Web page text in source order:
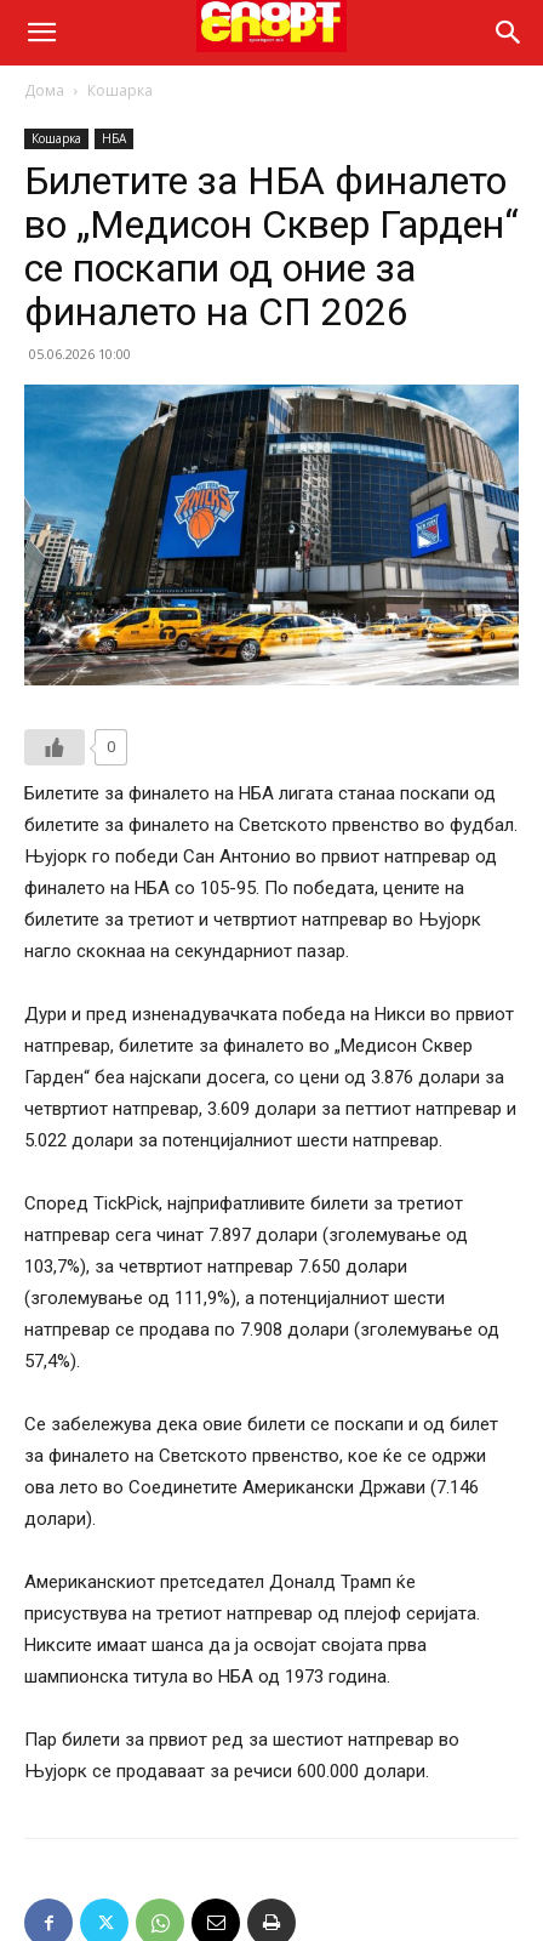
Дома Кошарка
Кошарка НБА
Билетите за НБА финалето
во „Медисон Сквер Гарден“
се поскапи од оние за
финалето на СП 2026
05.06.2026 10:00
0
Билетите за финалето на НБА лигата станаа поскапи од
билетите за финалето на Светското првенство во фудбал.
Њујорк го победи Сан Антонио во првиот натпревар од
финалето на НБА со 105-95. По победата, цените на
билетите за третиот и четвртиот натпревар во Њујорк
нагло скокнаа на секундарниот пазар.
Дури и пред изненадувачката победа на Никси во првиот
натпревар, билетите за финалето во „Медисон Сквер
Гарден“ беа најскапи досега, со цени од 3.876 долари за
четвртиот натпревар, 3.609 долари за петтиот натпревар и
5.022 долари за потенцијалниот шести натпревар.
Според TickPick, најприфатливите билети за третиот
натпревар сега чинат 7.897 долари (зголемување од
103,7%), за четвртиот натпревар 7.650 долари
(зголемување од 111,9%), а потенцијалниот шести
натпревар се продава по 7.908 долари (зголемување од
57,4%).
Се забележува дека овие билети се поскапи и од билет
за финалето на Светското првенство, кое ќе се одржи
ова лето во Соединетите Американски Држави (7.146
долари).
Американскиот претседател Доналд Трамп ќе
присуствува на третиот натпревар од плејоф серијата.
Никсите имаат шанса да ја освојат својата прва
шампионска титула во НБА од 1973 година.
Пар билети за првиот ред за шестиот натпревар во
Њујорк се продаваат за речиси 600.000 долари.